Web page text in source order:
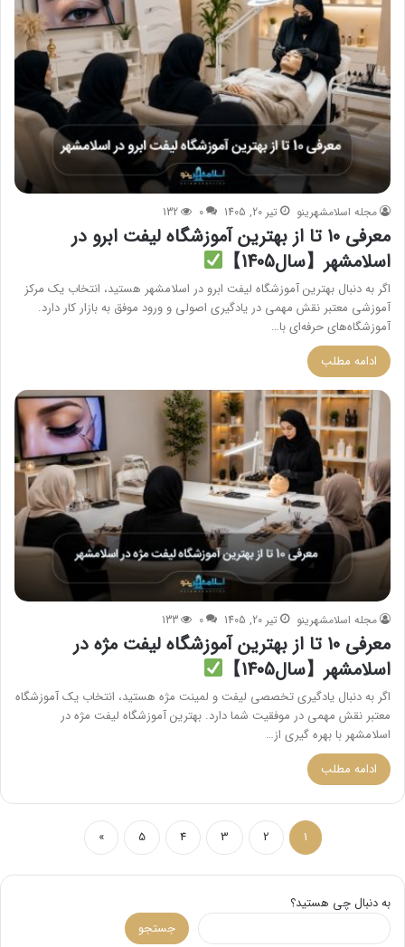
مجله اسلامشهرینو تیر 20, 1405 0
132
معرفی 10 تا از بهترین آموزشگاه لیفت ابرو در
اسلامشهر【سال1405】
اگر به دنبال بهترین آموزشگاه لیفت ابرو در اسلامشهر هستید، انتخاب یک مرکز
آموزشی معتبر نقش مهمی در یادگیری اصولی و ورود موفق به بازار کار دارد.
آموزشگاه‌های حرفه‌ای با…
ادامه مطلب
مجله اسلامشهرینو تیر 20, 1405 0
133
معرفی 10 تا از بهترین آموزشگاه لیفت مژه در
اسلامشهر【سال1405】
اگر به دنبال یادگیری تخصصی لیفت و لمینت مژه هستید، انتخاب یک آموزشگاه
معتبر نقش مهمی در موفقیت شما دارد. بهترین آموزشگاه‌ لیفت مژه در
اسلامشهر با بهره‌ گیری از…
ادامه مطلب
1
2
3
4
5
»
به دنبال چی هستید؟
جستجو